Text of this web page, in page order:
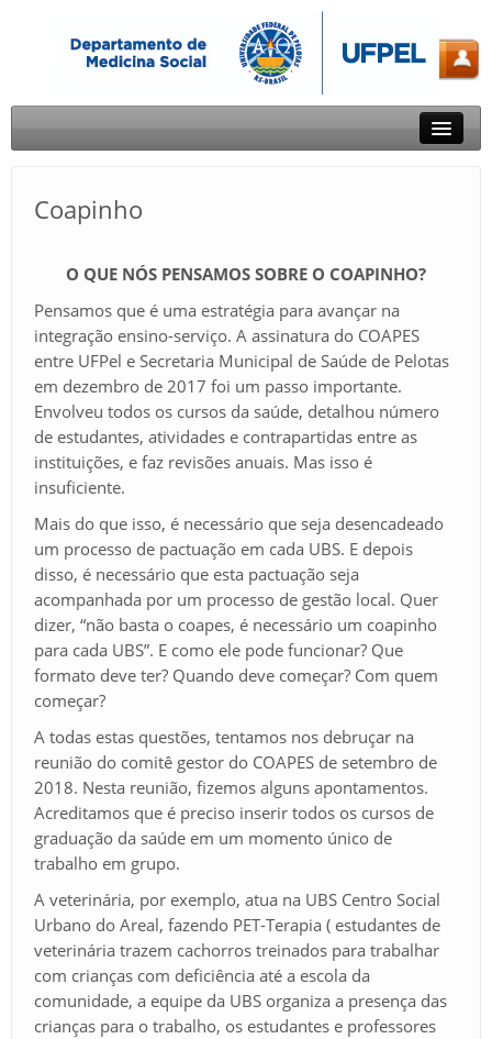
Docentes e Técnicos
Extensão
Pesquisa
Fale Conosco
Coapinho
O QUE NÓS PENSAMOS SOBRE O COAPINHO?
Pensamos que é uma estratégia para avançar na
integração ensino-serviço. A assinatura do COAPES
entre UFPel e Secretaria Municipal de Saúde de Pelotas
em dezembro de 2017 foi um passo importante.
Envolveu todos os cursos da saúde, detalhou número
de estudantes, atividades e contrapartidas entre as
instituições, e faz revisões anuais. Mas isso é
insuficiente.
Mais do que isso, é necessário que seja desencadeado
um processo de pactuação em cada UBS. E depois
disso, é necessário que esta pactuação seja
acompanhada por um processo de gestão local. Quer
dizer, “não basta o coapes, é necessário um coapinho
para cada UBS”. E como ele pode funcionar? Que
formato deve ter? Quando deve começar? Com quem
começar?
A todas estas questões, tentamos nos debruçar na
reunião do comitê gestor do COAPES de setembro de
2018. Nesta reunião, fizemos alguns apontamentos.
Acreditamos que é preciso inserir todos os cursos de
graduação da saúde em um momento único de
trabalho em grupo.
A veterinária, por exemplo, atua na UBS Centro Social
Urbano do Areal, fazendo PET-Terapia ( estudantes de
veterinária trazem cachorros treinados para trabalhar
com crianças com deficiência até a escola da
comunidade, a equipe da UBS organiza a presença das
crianças para o trabalho, os estudantes e professores